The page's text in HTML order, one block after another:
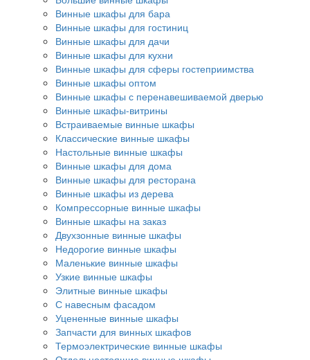
Винные шкафы для бара
Винные шкафы для гостиниц
Винные шкафы для дачи
Винные шкафы для кухни
Винные шкафы для сферы гостеприимства
Винные шкафы оптом
Винные шкафы с перенавешиваемой дверью
Винные шкафы-витрины
Встраиваемые винные шкафы
Классические винные шкафы
Настольные винные шкафы
Винные шкафы для дома
Винные шкафы для ресторана
Винные шкафы из дерева
Компрессорные винные шкафы
Винные шкафы на заказ
Двухзонные винные шкафы
Недорогие винные шкафы
Маленькие винные шкафы
Узкие винные шкафы
Элитные винные шкафы
С навесным фасадом
Уцененные винные шкафы
Запчасти для винных шкафов
Термоэлектрические винные шкафы